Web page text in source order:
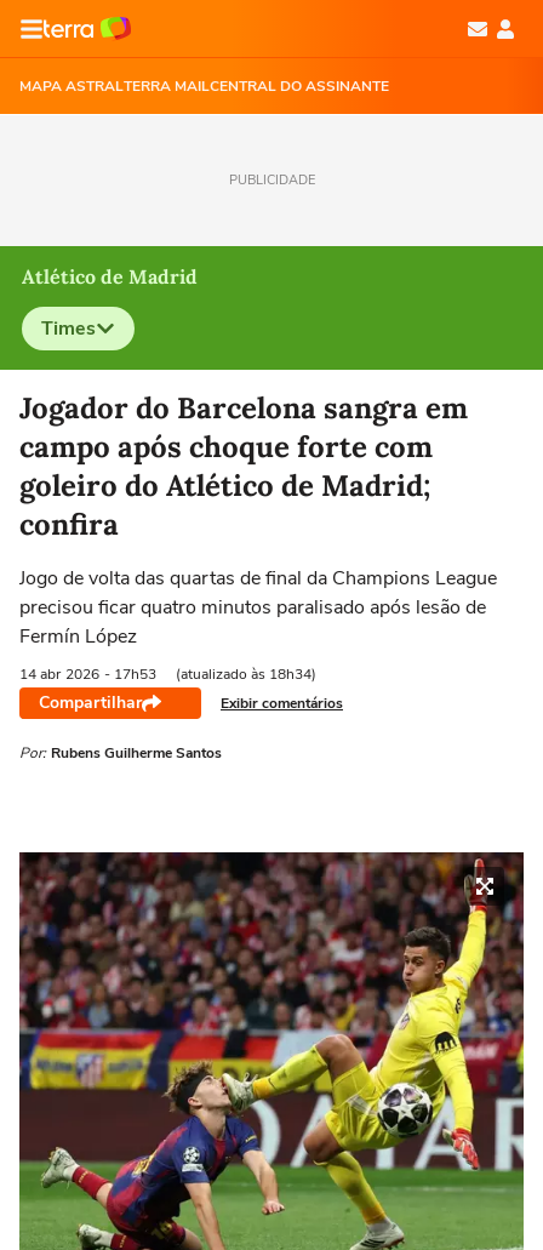
MAPA ASTRALTERRA MAILCENTRAL DO ASSINANTE
PUBLICIDADE
Atlético de Madrid
Times
Selecione o time para ver as notícias
Jogador do Barcelona sangra em
campo após choque forte com
goleiro do Atlético de Madrid;
confira
Jogo de volta das quartas de final da Champions League
precisou ficar quatro minutos paralisado após lesão de
Fermín López
14 abr 2026 - 17h53 (atualizado às 18h34)
Compartilhar Exibir comentários
Por: Rubens Guilherme Santos